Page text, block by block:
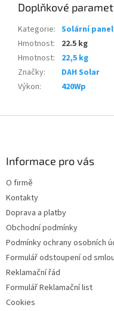
Doplňkové
Kategorie: Solární
Hmotnost:
22.5 kg
Hmotnost:
22,5 kg
Značky:
DAH Solar
Výkon: 420Wp
Informace pro vás
O firmě
Kontakty
Doprava a platby
Obchodní podmínky
Podmínky ochrany osobních
Formulář odstoupení od
Reklamační řád
Formulář Reklamační list
Cookies